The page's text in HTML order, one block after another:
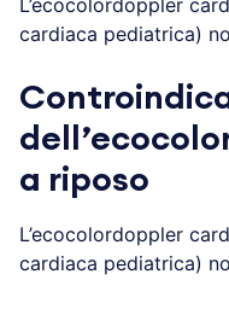
cardiaca pediatrica)
a riposo
L’ecocolordoppler
cardiaca pediatrica)